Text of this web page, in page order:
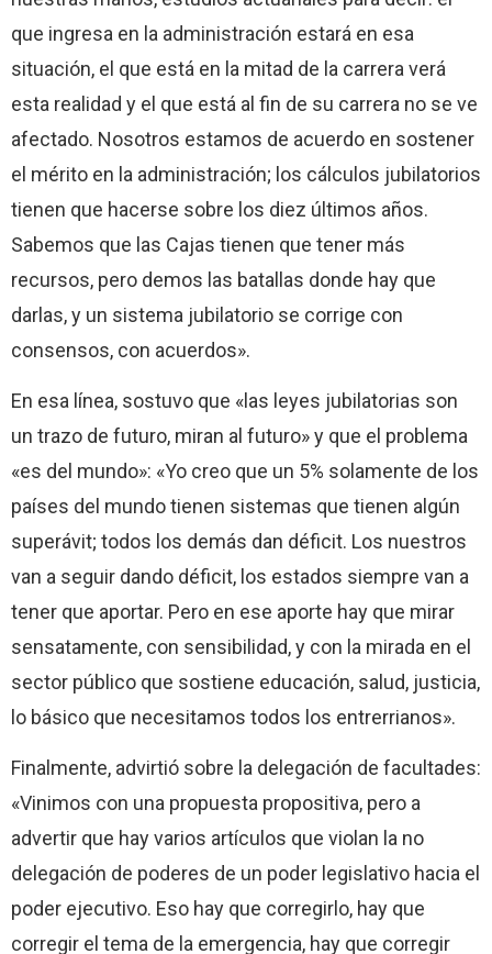
que ingresa en la administración estará en esa
situación, el que está en la mitad de la carrera verá
esta realidad y el que está al fin de su carrera no se ve
afectado. Nosotros estamos de acuerdo en sostener
el mérito en la administración; los cálculos jubilatorios
tienen que hacerse sobre los diez últimos años.
Sabemos que las Cajas tienen que tener más
recursos, pero demos las batallas donde hay que
darlas, y un sistema jubilatorio se corrige con
consensos, con acuerdos».
En esa línea, sostuvo que «las leyes jubilatorias son
un trazo de futuro, miran al futuro» y que el problema
«es del mundo»: «Yo creo que un 5% solamente de los
países del mundo tienen sistemas que tienen algún
superávit; todos los demás dan déficit. Los nuestros
van a seguir dando déficit, los estados siempre van a
tener que aportar. Pero en ese aporte hay que mirar
sensatamente, con sensibilidad, y con la mirada en el
sector público que sostiene educación, salud, justicia,
lo básico que necesitamos todos los entrerrianos».
Finalmente, advirtió sobre la delegación de facultades:
«Vinimos con una propuesta propositiva, pero a
advertir que hay varios artículos que violan la no
delegación de poderes de un poder legislativo hacia el
poder ejecutivo. Eso hay que corregirlo, hay que
corregir el tema de la emergencia, hay que corregir